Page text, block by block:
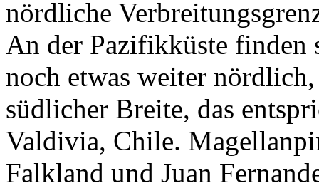
nördliche
An der Pazifikküste
noch etwas weiter
südlicher Breite, das
Valdivia, Chile.
Falkland und Juan